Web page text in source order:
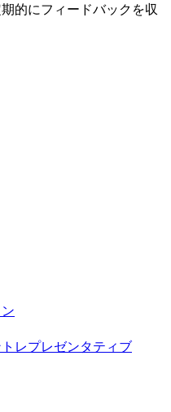
的にフィードバックを収
レプレゼンタティブ